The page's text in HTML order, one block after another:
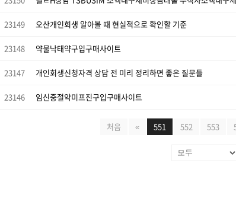
23149 오산개인회생 알아볼 때 현실적으로 확인할 기준
23148 약물낙태약구입구매사이트
23147 개인회생신청자격 상담 전 미리 정리하면 좋은 질문들
23146 임신중절약미프진구입구매사이트
처음 « 551 552 553